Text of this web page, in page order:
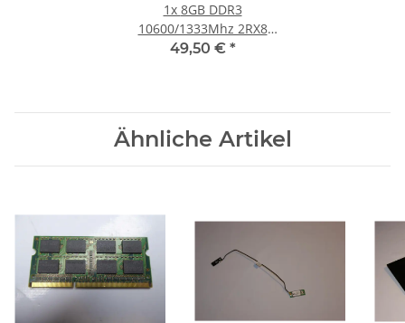
1x 8GB DDR3
10600/1333Mhz 2RX8
Notebook SO-DIMM RAM
49,50 € *
Ähnliche Artikel